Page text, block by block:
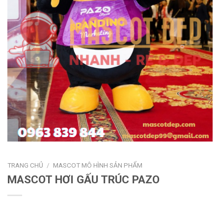
TRANG CHỦ / MASCOT MÔ HÌNH SẢN PHẨM
MASCOT HƠI GẤU TRÚC PAZO